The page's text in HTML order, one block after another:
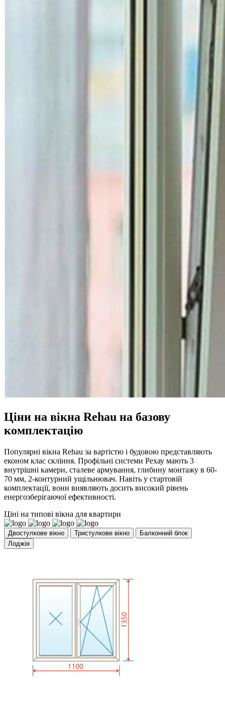
Ціни на вікна Rehau на базову
комплектацію
Популярні вікна Rehau за вартістю і будовою представляють
економ клас скління. Профільні системи Рехау мають 3
внутрішні камери, сталеве армування, глибину монтажу в 60-
70 мм, 2-контурний ущільнювач. Навіть у стартовій
комплектації, вони виявляють досить високий рівень
енергозберігаючої ефективності.
Ціні на типові вікна для квартири
Двостулкове вікно Тристулкове вікно
Балконний блок
Лоджія